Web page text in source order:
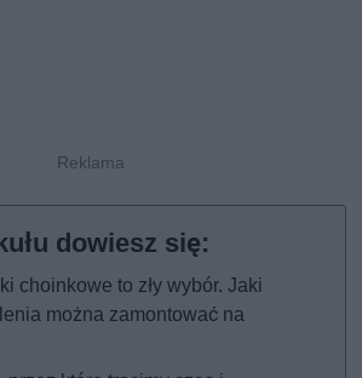
choinkowe to zły wybór. Jaki
można zamontować na